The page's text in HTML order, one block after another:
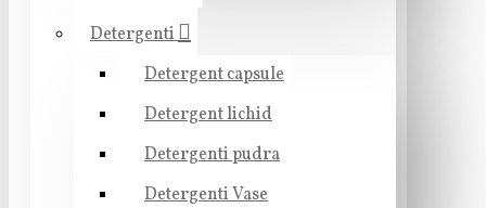
Detergenti
Detergent capsule
Detergent lichid
Detergenti pudra
Detergenti Vase